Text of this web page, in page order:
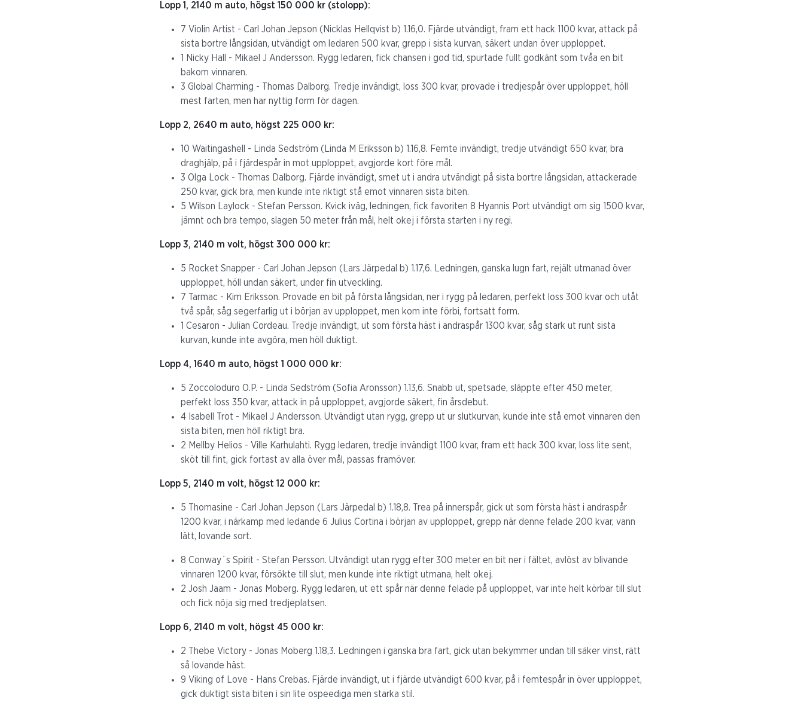
Lopp 1, 2140 m auto, högst 150 000 kr (stolopp):
7 Violin Artist - Carl Johan Jepson (Nicklas Hellqvist b) 1.16,0. Fjärde utvändigt, fram ett hack 1100 kvar, attack på
sista bortre långsidan, utvändigt om ledaren 500 kvar, grepp i sista kurvan, säkert undan över upploppet.
1 Nicky Hall - Mikael J Andersson. Rygg ledaren, fick chansen i god tid, spurtade fullt godkänt som tvåa en bit
bakom vinnaren.
3 Global Charming - Thomas Dalborg. Tredje invändigt, loss 300 kvar, provade i tredjespår över upploppet, höll
mest farten, men har nyttig form för dagen.
Lopp 2, 2640 m auto, högst 225 000 kr:
10 Waitingashell - Linda Sedström (Linda M Eriksson b) 1.16,8. Femte invändigt, tredje utvändigt 650 kvar, bra
draghjälp, på i fjärdespår in mot upploppet, avgjorde kort före mål.
3 Olga Lock - Thomas Dalborg. Fjärde invändigt, smet ut i andra utvändigt på sista bortre långsidan, attackerade
250 kvar, gick bra, men kunde inte riktigt stå emot vinnaren sista biten.
5 Wilson Laylock - Stefan Persson. Kvick iväg, ledningen, fick favoriten 8 Hyannis Port utvändigt om sig 1500 kvar,
jämnt och bra tempo, slagen 50 meter från mål, helt okej i första starten i ny regi.
Lopp 3, 2140 m volt, högst 300 000 kr:
5 Rocket Snapper - Carl Johan Jepson (Lars Järpedal b) 1.17,6. Ledningen, ganska lugn fart, rejält utmanad över
upploppet, höll undan säkert, under fin utveckling.
7 Tarmac - Kim Eriksson. Provade en bit på första långsidan, ner i rygg på ledaren, perfekt loss 300 kvar och utåt
två spår, såg segerfarlig ut i början av upploppet, men kom inte förbi, fortsatt form.
1 Cesaron - Julian Cordeau. Tredje invändigt, ut som första häst i andraspår 1300 kvar, såg stark ut runt sista
kurvan, kunde inte avgöra, men höll duktigt.
Lopp 4, 1640 m auto, högst 1 000 000 kr:
5 Zoccoloduro O.P. - Linda Sedström (Sofia Aronsson) 1.13,6. Snabb ut, spetsade, släppte efter 450 meter,
perfekt loss 350 kvar, attack in på upploppet, avgjorde säkert, fin årsdebut.
4 Isabell Trot - Mikael J Andersson. Utvändigt utan rygg, grepp ut ur slutkurvan, kunde inte stå emot vinnaren den
sista biten, men höll riktigt bra.
2 Mellby Helios - Ville Karhulahti. Rygg ledaren, tredje invändigt 1100 kvar, fram ett hack 300 kvar, loss lite sent,
sköt till fint, gick fortast av alla över mål, passas framöver.
Lopp 5, 2140 m volt, högst 12 000 kr:
5 Thomasine - Carl Johan Jepson (Lars Järpedal b) 1.18,8. Trea på innerspår, gick ut som första häst i andraspår
1200 kvar, i närkamp med ledande 6 Julius Cortina i början av upploppet, grepp när denne felade 200 kvar, vann
lätt, lovande sort.
8 Conway´s Spirit - Stefan Persson. Utvändigt utan rygg efter 300 meter en bit ner i fältet, avlöst av blivande
vinnaren 1200 kvar, försökte till slut, men kunde inte riktigt utmana, helt okej.
2 Josh Jaam - Jonas Moberg. Rygg ledaren, ut ett spår när denne felade på upploppet, var inte helt körbar till slut
och fick nöja sig med tredjeplatsen.
Lopp 6, 2140 m volt, högst 45 000 kr:
2 Thebe Victory - Jonas Moberg 1.18,3. Ledningen i ganska bra fart, gick utan bekymmer undan till säker vinst, rätt
så lovande häst.
9 Viking of Love - Hans Crebas. Fjärde invändigt, ut i fjärde utvändigt 600 kvar, på i femtespår in över upploppet,
gick duktigt sista biten i sin lite ospeediga men starka stil.